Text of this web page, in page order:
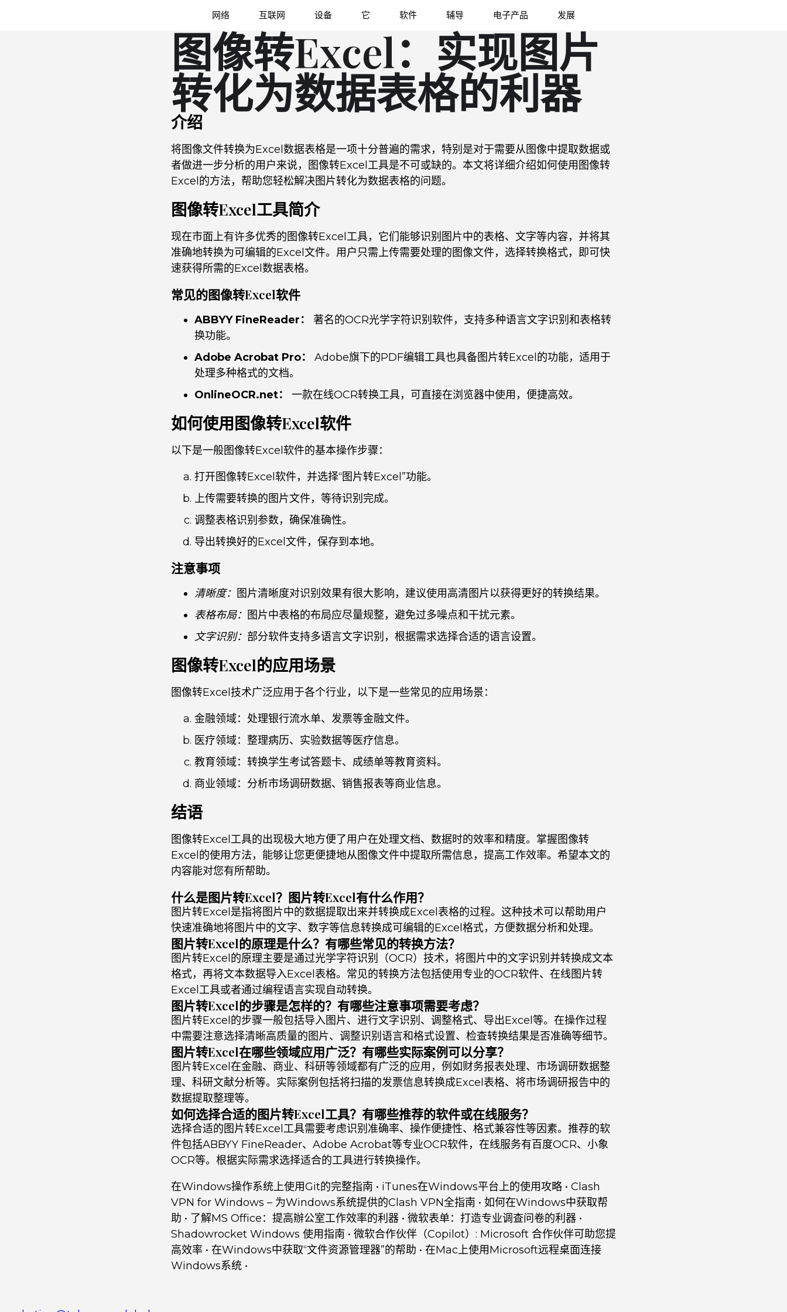
网络 互联网 设备 它 软件 辅导 电子产品 发展
图像转Excel：实现图片
转化为数据表格的利器
介绍
将图像文件转换为Excel数据表格是一项十分普遍的需求，特别是对于需要从图像中提取数据或
者做进一步分析的用户来说，图像转Excel工具是不可或缺的。本文将详细介绍如何使用图像转
Excel的方法，帮助您轻松解决图片转化为数据表格的问题。
图像转Excel工具简介
现在市面上有许多优秀的图像转Excel工具，它们能够识别图片中的表格、文字等内容，并将其
准确地转换为可编辑的Excel文件。用户只需上传需要处理的图像文件，选择转换格式，即可快
速获得所需的Excel数据表格。
常见的图像转Excel软件
ABBYY FineReader：
著名的OCR光学字符识别软件，支持多种语言文字识别和表格转
换功能。
Adobe Acrobat Pro：
Adobe旗下的PDF编辑工具也具备图片转Excel的功能，适用于
处理多种格式的文档。
OnlineOCR.net：
一款在线OCR转换工具，可直接在浏览器中使用，便捷高效。
如何使用图像转Excel软件
以下是一般图像转Excel软件的基本操作步骤：
打开图像转Excel软件，并选择“图片转Excel”功能。
上传需要转换的图片文件，等待识别完成。
调整表格识别参数，确保准确性。
导出转换好的Excel文件，保存到本地。
注意事项
清晰度： 图片清晰度对识别效果有很大影响，建议使用高清图片以获得更好的转换结果。
表格布局： 图片中表格的布局应尽量规整，避免过多噪点和干扰元素。
文字识别： 部分软件支持多语言文字识别，根据需求选择合适的语言设置。
图像转Excel的应用场景
图像转Excel技术广泛应用于各个行业，以下是一些常见的应用场景：
金融领域：处理银行流水单、发票等金融文件。
医疗领域：整理病历、实验数据等医疗信息。
教育领域：转换学生考试答题卡、成绩单等教育资料。
商业领域：分析市场调研数据、销售报表等商业信息。
结语
图像转Excel工具的出现极大地方便了用户在处理文档、数据时的效率和精度。掌握图像转
Excel的使用方法，能够让您更便捷地从图像文件中提取所需信息，提高工作效率。希望本文的
内容能对您有所帮助。
什么是图片转Excel？图片转Excel有什么作用？
图片转Excel是指将图片中的数据提取出来并转换成Excel表格的过程。这种技术可以帮助用户
快速准确地将图片中的文字、数字等信息转换成可编辑的Excel格式，方便数据分析和处理。
图片转Excel的原理是什么？有哪些常见的转换方法？
图片转Excel的原理主要是通过光学字符识别（OCR）技术，将图片中的文字识别并转换成文本
格式，再将文本数据导入Excel表格。常见的转换方法包括使用专业的OCR软件、在线图片转
Excel工具或者通过编程语言实现自动转换。
图片转Excel的步骤是怎样的？有哪些注意事项需要考虑？
图片转Excel的步骤一般包括导入图片、进行文字识别、调整格式、导出Excel等。在操作过程
中需要注意选择清晰高质量的图片、调整识别语言和格式设置、检查转换结果是否准确等细节。
图片转Excel在哪些领域应用广泛？有哪些实际案例可以分享？
图片转Excel在金融、商业、科研等领域都有广泛的应用，例如财务报表处理、市场调研数据整
理、科研文献分析等。实际案例包括将扫描的发票信息转换成Excel表格、将市场调研报告中的
数据提取整理等。
如何选择合适的图片转Excel工具？有哪些推荐的软件或在线服务？
选择合适的图片转Excel工具需要考虑识别准确率、操作便捷性、格式兼容性等因素。推荐的软
件包括ABBYY FineReader、Adobe Acrobat等专业OCR软件，在线服务有百度OCR、小象
OCR等。根据实际需求选择适合的工具进行转换操作。
在Windows操作系统上使用Git的完整指南 • iTunes在Windows平台上的使用攻略 • Clash
VPN for Windows – 为Windows系统提供的Clash VPN全指南 • 如何在Windows中获取帮
助 • 了解MS Office：提高辦公室工作效率的利器 • 微软表单：打造专业调查问卷的利器 •
Shadowrocket Windows 使用指南 • 微软合作伙伴（Copilot）: Microsoft 合作伙伴可助您提
高效率 • 在Windows中获取“文件资源管理器”的帮助 • 在Mac上使用Microsoft远程桌面连接
Windows系统 •